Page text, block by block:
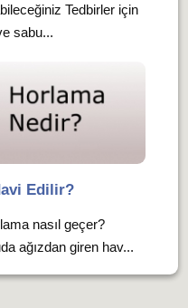
Tedbirler için
sabu...
Edilir?
nasıl geçer?
ağızdan giren hav...